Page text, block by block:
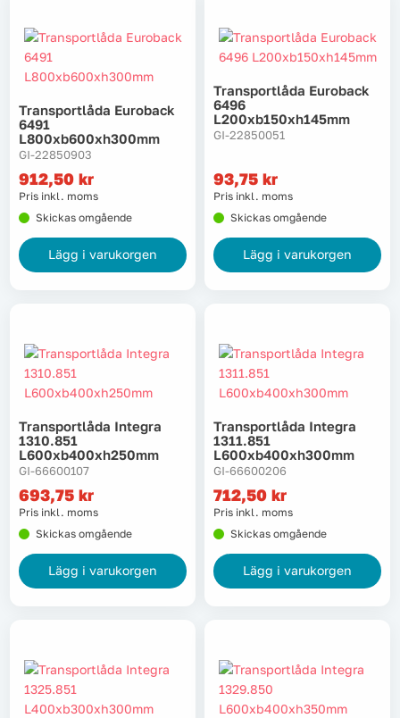
Transportlåda Euroback
6491
L800xb600xh300mm
GI-22850903
912,50 kr
Pris inkl. moms
Skickas omgående
Lägg i varukorgen
Transportlåda Euroback
6496
L200xb150xh145mm
GI-22850051
93,75 kr
Pris inkl. moms
Skickas omgående
Lägg i varukorgen
Transportlåda Integra
1310.851
L600xb400xh250mm
GI-66600107
693,75 kr
Pris inkl. moms
Skickas omgående
Lägg i varukorgen
Transportlåda Integra
1311.851
L600xb400xh300mm
GI-66600206
712,50 kr
Pris inkl. moms
Skickas omgående
Lägg i varukorgen